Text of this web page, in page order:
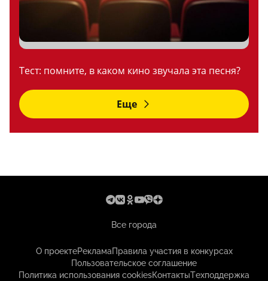
Тест: помните, в каком кино звучала эта песня?
Еще
Все города
О проектеРекламаПравила участия в конкурсах
Пользовательское соглашение
Политика использования cookiesКонтактыТехподдержка